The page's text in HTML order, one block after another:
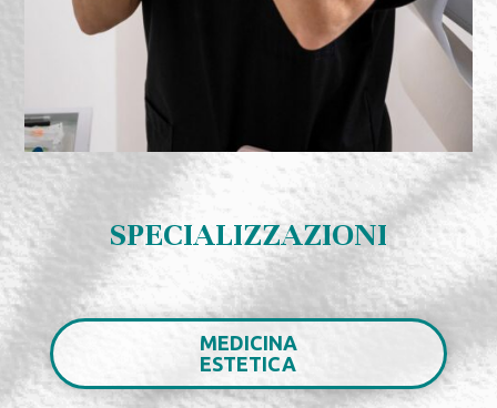
SPECIALIZZAZIONI
MEDICINA
ESTETICA